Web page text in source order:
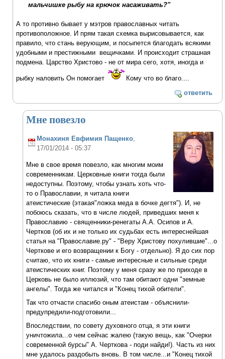
мальчишке рыбу на крючок насаживать?"
А то противно бывает у мэтров православных читать
противоположное. И прям такая схемка вырисовывается, как
правило, что стань верующим, и посыпется благодать всякими
удобными и престижными вещичками. И происходит страшная
подмена. Царство Христово - не от мира сего, хотя, иногда и
рыбку наловить Он помогает
Кому что во благо....
ответить
Мне повезло
Монахиня Евфимия Пащенко,
17/01/2014 - 05:37
Мне в свое время повезло, как многим моим
современникам. Церковные книги тогда были
недоступны. Поэтому, чтобы узнать хоть что-
то о Православии, я читала книги
атеистические (этакая"ложка меда в бочке дегтя"). И, не
побоюсь сказать, что в числе людей, приведших меня к
Православию - священники-ренегаты А.А. Осипов и А.
Чертков (об их и не только их судьбах есть интереснейшая
статья на "Православие.ру" - "Веру Христову похулившие"...о
Черткове и его возвращении к Богу - отдельно). Я до сих пор
считаю, что их книги - самые интересные и сильные среди
атеистических книг. Поэтому у меня сразу же по приходе в
Церковь не было иллюзий, что там обитают одни "земные
ангелы". Тогда же читался и "Конец тихой обители".
Так что отчасти спасибо оным атеистам - объяснили-
предупредили-подготовили...
Впоследствии, по совету духовного отца, я эти книги
уничтожила...о чем сейчас жалею (такую вещь, как "Очерки
современной бурсы" А. Черткова - поди найди!). Часть из них
мне удалось раздобыть вновь. В том числе...и "Конец тихой